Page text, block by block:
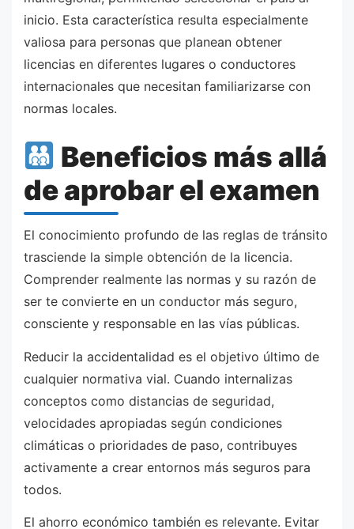
inicio. Esta característica resulta especialmente
valiosa para personas que planean obtener
licencias en diferentes lugares o conductores
internacionales que necesitan familiarizarse con
normas locales.
Beneficios más allá
de aprobar el examen
El conocimiento profundo de las reglas de tránsito
trasciende la simple obtención de la licencia.
Comprender realmente las normas y su razón de
ser te convierte en un conductor más seguro,
consciente y responsable en las vías públicas.
Reducir la accidentalidad es el objetivo último de
cualquier normativa vial. Cuando internalizas
conceptos como distancias de seguridad,
velocidades apropiadas según condiciones
climáticas o prioridades de paso, contribuyes
activamente a crear entornos más seguros para
todos.
El ahorro económico también es relevante. Evitar